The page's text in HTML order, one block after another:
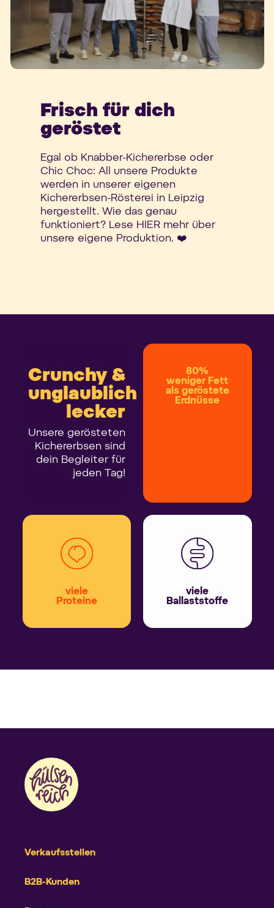
Frisch für dich
geröstet
Egal ob Knabber-Kichererbse oder
Chic Choc: All unsere Produkte
werden in unserer eigenen
Kichererbsen-Rösterei in Leipzig
hergestellt. Wie das genau
funktioniert? Lese HIER mehr über
unsere eigene Produktion. ❤️
Crunchy &
unglaublich
lecker
Unsere gerösteten
Kichererbsen sind
dein Begleiter für
jeden Tag!
80%
weniger Fett
als geröstete
Erdnüsse
viele
Proteine
viele
Ballaststoffe
Verkaufsstellen
B2B-Kunden